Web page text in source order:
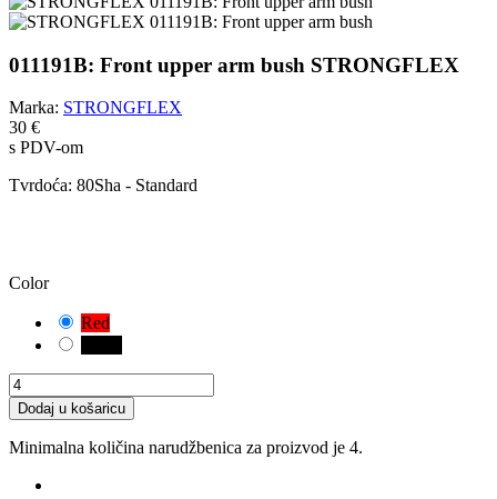
011191B: Front upper arm bush STRONGFLEX
Marka: STRONGFLEX
30 €
s PDV-om
Tvrdoća: 80Sha - Standard
Color
Red
Dodaj u košaricu
Minimalna količina narudžbenica za proizvod je 4.